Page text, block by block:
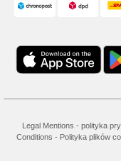
Legal Mentions - polityka
Conditions - Polityka plików